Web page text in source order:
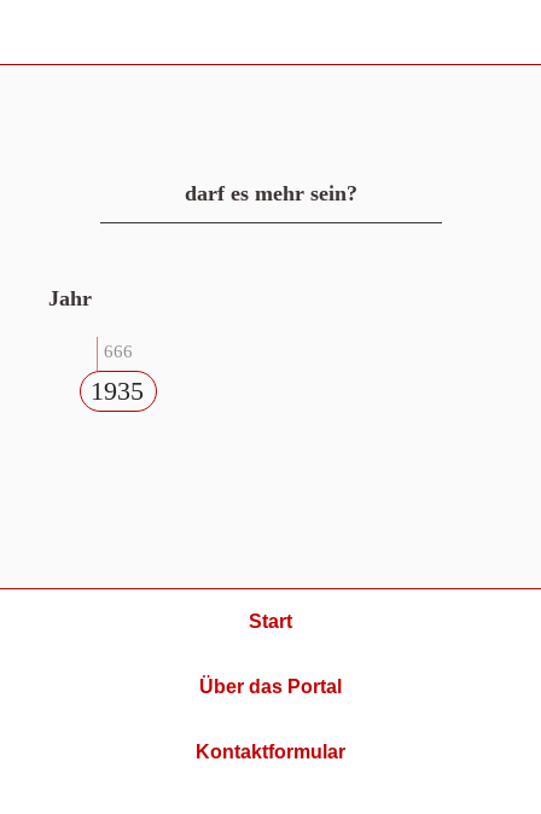
darf es mehr sein?
Jahr
666
1935
Start
Über das Portal
Kontaktformular